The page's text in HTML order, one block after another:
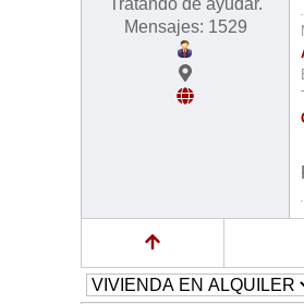
Tratando de ayudar.
Mensajes: 1529